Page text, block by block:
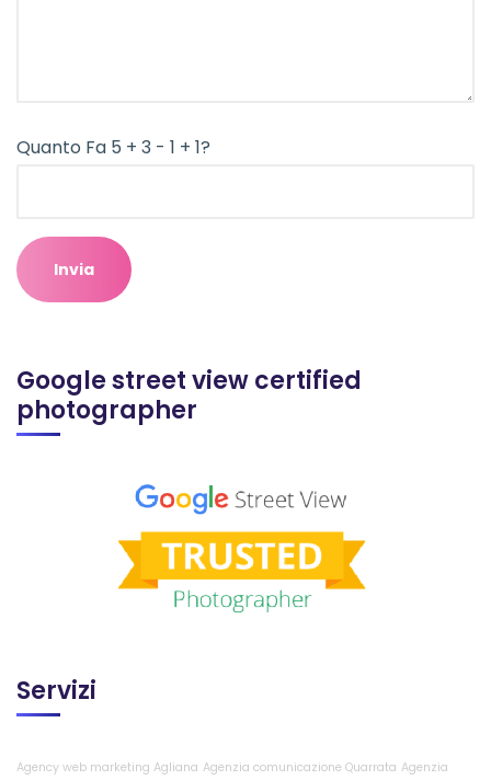
Quanto Fa 5 + 3 - 1 + 1?
Google street view certified
photographer
Servizi
Agency web marketing Agliana Agenzia comunicazione Quarrata Agenzia